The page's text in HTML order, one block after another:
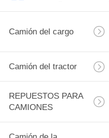
Camión del cargo
Camión del tractor
REPUESTOS PARA
CAMIONES